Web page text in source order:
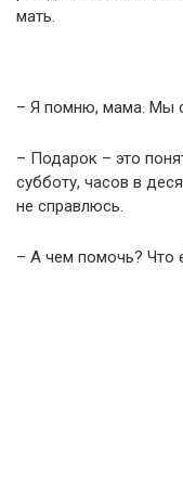
мать.
– Я помню, мама. Мы
– Подарок – это
субботу, часов в
не справлюсь.
– А чем помочь? Что